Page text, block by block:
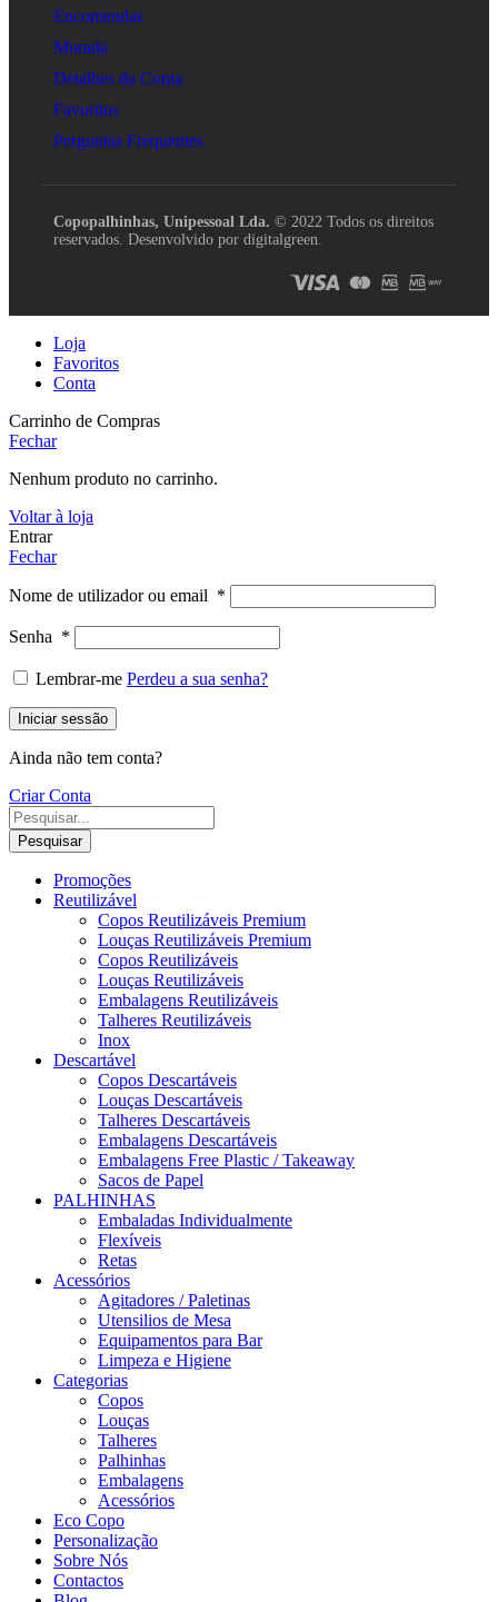
Encomendas
Morada
Detalhes da Conta
Favoritos
Perguntas Frequentes
Copopalhinhas, Unipessoal Lda. © 2022 Todos os direitos
reservados. Desenvolvido por digitalgreen.
Loja
Favoritos
Conta
Carrinho de Compras
Fechar
Nenhum produto no carrinho.
Voltar à loja
Entrar
Fechar
Nome de utilizador ou email *
Senha *
Lembrar-me Perdeu a sua senha?
Iniciar sessão
Ainda não tem conta?
Criar Conta
Pesquisar
Promoções
Reutilizável
Copos Reutilizáveis Premium
Louças Reutilizáveis Premium
Copos Reutilizáveis
Louças Reutilizáveis
Embalagens Reutilizáveis
Talheres Reutilizáveis
Inox
Descartável
Copos Descartáveis
Louças Descartáveis
Talheres Descartáveis
Embalagens Descartáveis
Embalagens Free Plastic / Takeaway
Sacos de Papel
PALHINHAS
Embaladas Individualmente
Flexíveis
Retas
Acessórios
Agitadores / Paletinas
Utensilios de Mesa
Equipamentos para Bar
Limpeza e Higiene
Categorias
Copos
Louças
Talheres
Palhinhas
Embalagens
Acessórios
Eco Copo
Personalização
Sobre Nós
Contactos